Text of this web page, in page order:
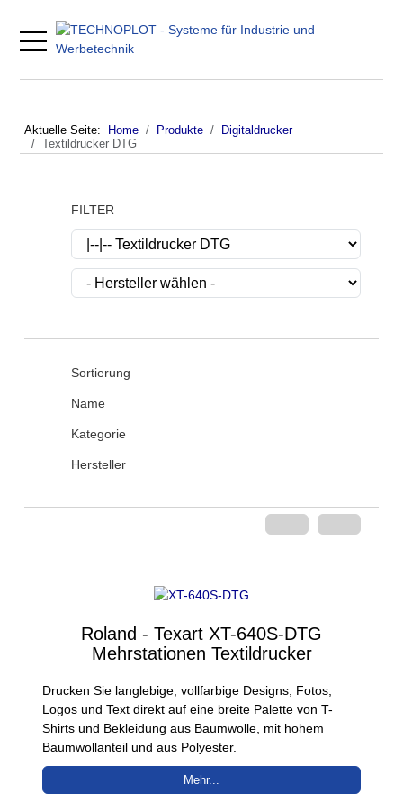
Mobile Menu Toggle
Aktuelle Seite: Home Produkte
Digitaldrucker
Textildrucker DTG
FILTER
Sortierung
Name
Kategorie
Hersteller
Roland - Texart XT-640S-DTG
Mehrstationen Textildrucker
Drucken Sie langlebige, vollfarbige Designs, Fotos,
Logos und Text direkt auf eine breite Palette von T-
Shirts und Bekleidung aus Baumwolle, mit hohem
Baumwollanteil und aus Polyester.
Mehr...